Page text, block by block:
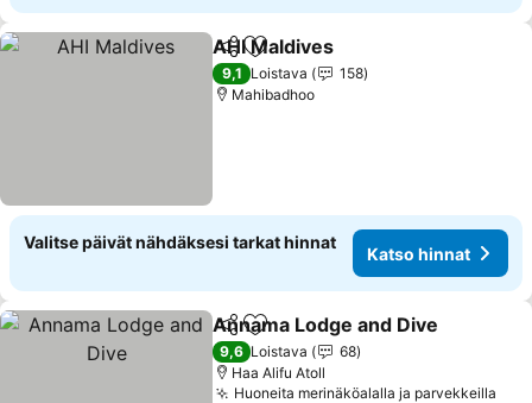
Jaa Lisää suosikkeihin
AHI Maldives
9,1 Loistava
158
Mahibadhoo
Valitse päivät nähdäksesi tarkat hinnat
Katso hinnat
Jaa Lisää suosikkeihin
Annama Lodge and Dive
9,6 Loistava
68
Haa Alifu Atoll
Huoneita merinäköalalla ja parvekkeilla